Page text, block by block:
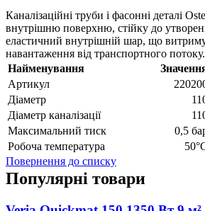
Каналізаційні труби і фасонні деталі
внутрішню поверхню, стійку до
еластичний внутрішній шар, що
навантаження від транспортного потоку.
Найменування
Артикул
Діаметр
Діаметр каналізації
Максимальний тиск
0,5
Робоча температура
Повернення до списку
Популярні товари